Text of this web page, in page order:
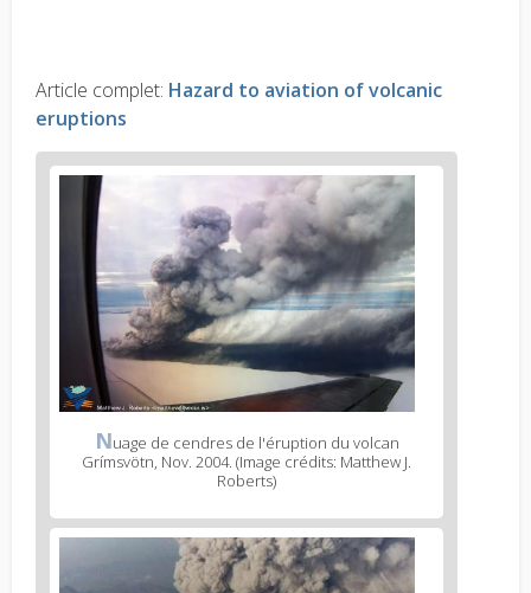
Article complet: Hazard to aviation of volcanic
eruptions
Nuage de cendres de l'éruption du volcan
Grímsvötn, Nov. 2004. (Image crédits: Matthew J.
Roberts)